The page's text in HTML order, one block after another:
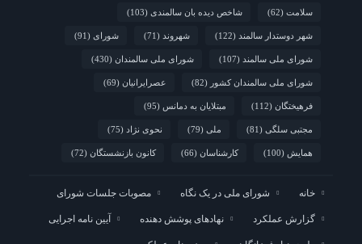
سلامت (62) شاخص دیده بان سالمندی (103)
شهر دوستدار سالمند (122) شهروند (71) شورای (91)
شورای ملی سالمند (107) شورای ملی سالمندان (430)
شورای ملی سالمندان کشور (82) عصرایرانیان (69)
فرهیختگان (112) مبتلایان به دمانس (95)
مجتبی سلگی (81) ملی (79) نحوی نژاد (75)
همایش (100) کارشناسان (66) کانون بازنشستگان (72)
خانه شورای ملی در یک نگاه مصوبات جلسات شورای
گزارش عملکرد نهادهای پوشش دهنده آیین نامه اجرایی